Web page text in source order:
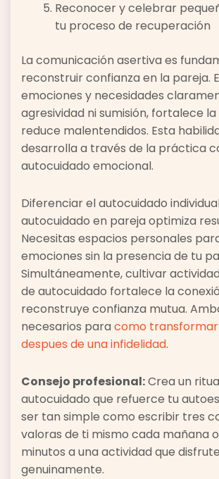
Reconocer y celebrar
tu proceso de recuperación
La comunicación asertiva es
reconstruir confianza en la pareja.
emociones y necesidades
agresividad ni sumisión, fortalece
reduce malentendidos. Esta
desarrolla a través de la práctica
autocuidado emocional.
Diferenciar el autocuidado
autocuidado en pareja optimiza
Necesitas espacios personales
emociones sin la presencia de tu
Simultáneamente, cultivar
de autocuidado fortalece la
reconstruye confianza mutua.
necesarios para como
despues de una infidelidad.
Consejo profesional:Crea un
autocuidado que refuerce tu
ser tan simple como escribir tres
valoras de ti mismo cada mañana
minutos a una actividad que
genuinamente.